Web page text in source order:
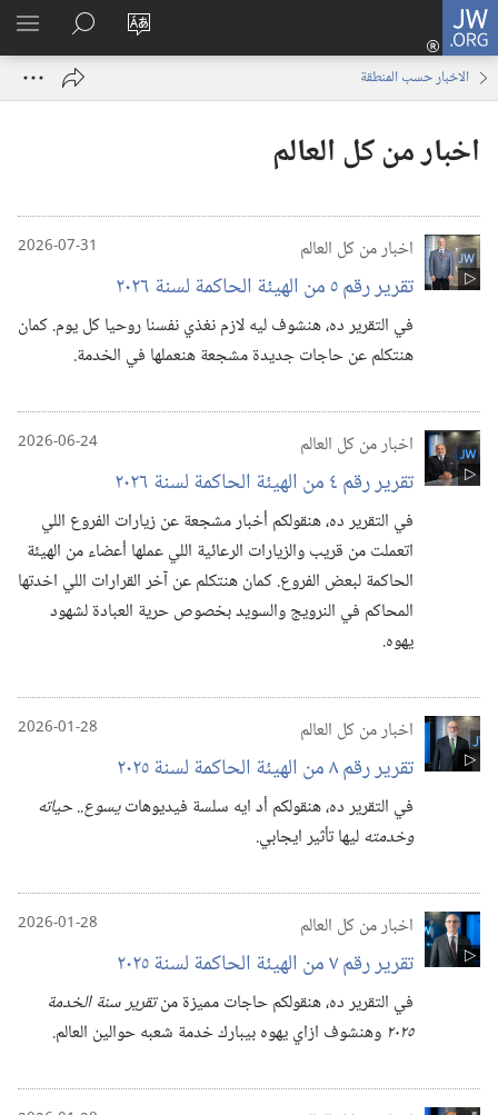
JW.ORG
تغيير
الموقع
تسجيل
الدخول
نافذة
البحث
في
JW.ORG
الاخبار حسب المنطقة
اخبار من كل العالم
2026-07-31 اخبار من كل العالم
تقرير رقم ٥ من الهيئة الحاكمة لسنة ٢٠٢٦
في التقرير ده،‏ هنشوف ليه لازم نغذي نفسنا روحيا كل يوم.‏ كمان
هنتكلم عن حاجات جديدة مشجعة هنعملها في الخدمة.‏
2026-06-24 اخبار من كل العالم
تقرير رقم ٤ من الهيئة الحاكمة لسنة ٢٠٢٦
في التقرير ده،‏ هنقولكم أخبار مشجعة عن زيارات الفروع اللي
اتعملت من قريب والزيارات الرعائية اللي عملها أعضاء من الهيئة
الحاكمة لبعض الفروع.‏ كمان هنتكلم عن آخر القرارات اللي اخدتها
المحاكم في النرويج والسويد بخصوص حرية العبادة لشهود
يهوه.‏
2026-01-28 اخبار من كل العالم
تقرير رقم ٨ من الهيئة الحاكمة لسنة ٢٠٢٥
في التقرير ده،‏ هنقولكم أد ايه سلسة فيديوهاتيسوع.‏.‏ حياته
وخدمتهليها تأثير ايجابي.
2026-01-28 اخبار من كل العالم
تقرير رقم ٧ من الهيئة الحاكمة لسنة ٢٠٢٥
في التقرير ده،‏ هنقولكم حاجات مميزة منتقرير سنة الخدمة
٢٠٢٥ وهنشوف ازاي يهوه بيبارك خدمة شعبه حوالين العالم.‏